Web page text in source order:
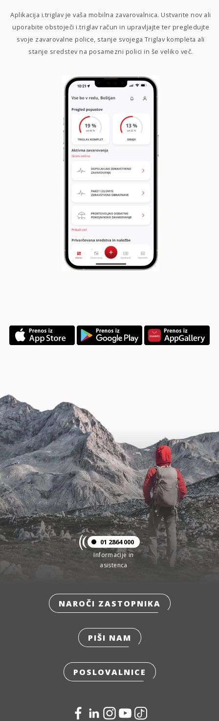
Aplikacija i.triglav je vaša mobilna zavarovalnica. Ustvarite nov ali
uporabite obstoječi i.triglav račun in upravljajte ter pregledujte
svoje zavarovalne police, stanje svojega Triglav kompleta ali
stanje sredstev na posamezni polici in še veliko več.
01 2864 000
Informacije in
asistenca
NAROČI ZASTOPNIKA
PIŠI NAM
POSLOVALNICE